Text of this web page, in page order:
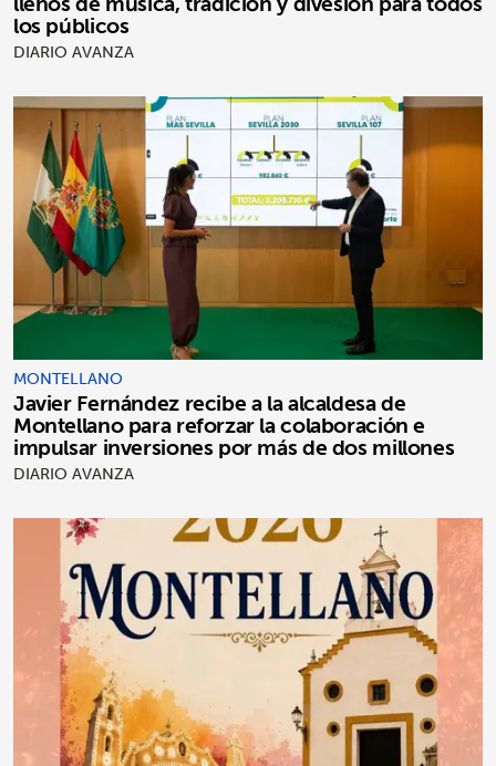
los públicos
DIARIO AVANZA
MONTELLANO
Javier Fernández recibe a la alcaldesa de
Montellano para reforzar la colaboración e
impulsar inversiones por más de dos millones
DIARIO AVANZA